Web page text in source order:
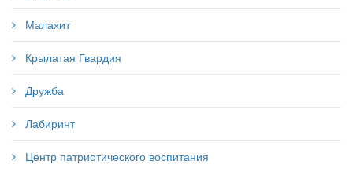
Малахит
Крылатая Гвардия
Дружба
Лабиринт
Центр патриотического воспитания